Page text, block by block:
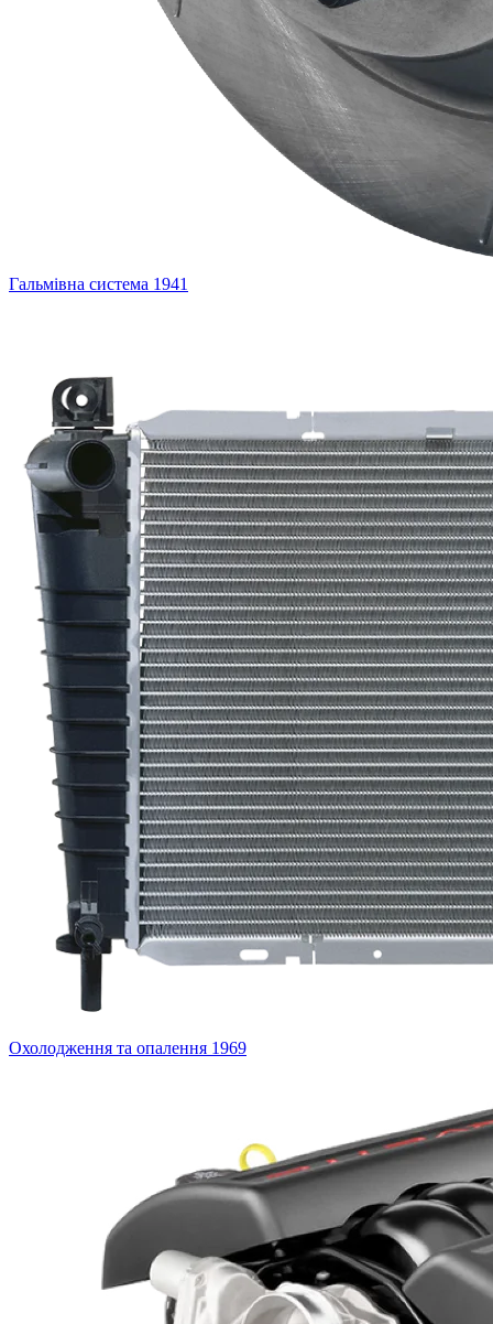
Гальмівна система 1941
Охолодження та опалення 1969